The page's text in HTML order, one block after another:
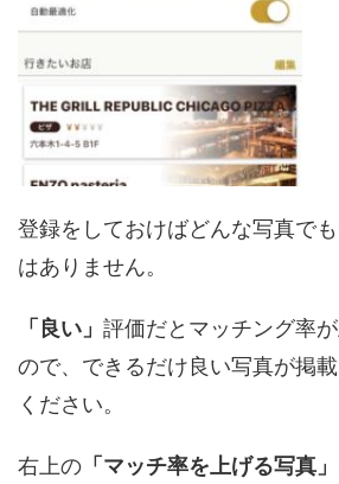
登録をしておけばどんな写真で
はありません。
「良い」 評価だとマッチング率
ので、できるだけ良い写真が掲
ください。
右上の 「マッチ率を上げる写真」